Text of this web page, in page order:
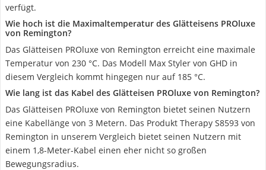
verfügt.
Wie hoch ist die Maximaltemperatur des Glätteisens PROluxe
von Remington?
Das Glätteisen PROluxe von Remington erreicht eine maximale
Temperatur von 230 °C. Das Modell Max Styler von GHD in
diesem Vergleich kommt hingegen nur auf 185 °C.
Wie lang ist das Kabel des Glätteisen PROluxe von Remington?
Das Glätteisen PROluxe von Remington bietet seinen Nutzern
eine Kabellänge von 3 Metern. Das Produkt Therapy S8593 von
Remington in unserem Vergleich bietet seinen Nutzern mit
einem 1,8-Meter-Kabel einen eher nicht so großen
Bewegungsradius.